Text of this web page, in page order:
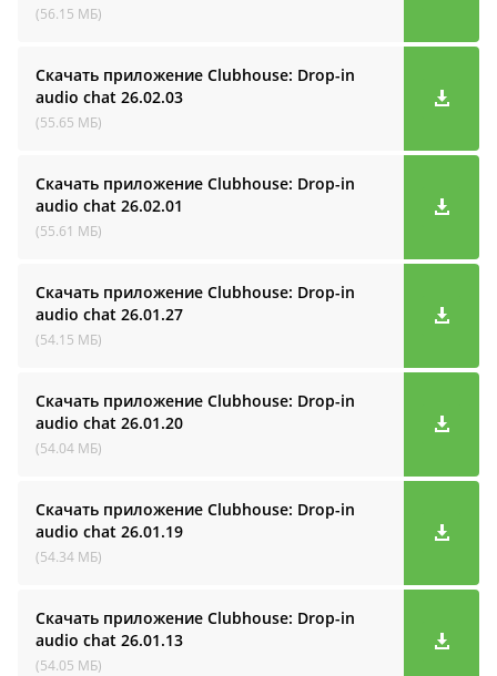
(56.15 МБ)
Скачать приложение Clubhouse: Drop-in
audio cha‪t 26.02.03
(55.65 МБ)
Скачать приложение Clubhouse: Drop-in
audio cha‪t 26.02.01
(55.61 МБ)
Скачать приложение Clubhouse: Drop-in
audio cha‪t 26.01.27
(54.15 МБ)
Скачать приложение Clubhouse: Drop-in
audio cha‪t 26.01.20
(54.04 МБ)
Скачать приложение Clubhouse: Drop-in
audio cha‪t 26.01.19
(54.34 МБ)
Скачать приложение Clubhouse: Drop-in
audio cha‪t 26.01.13
(54.05 МБ)